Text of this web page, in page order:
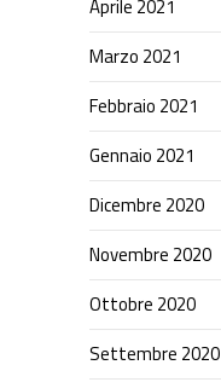
Aprile 2021
Marzo 2021
Febbraio 2021
Gennaio 2021
Dicembre 2020
Novembre 2020
Ottobre 2020
Settembre 2020